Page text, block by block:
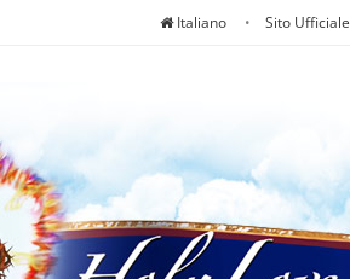
Italiano Sito Ufficiale